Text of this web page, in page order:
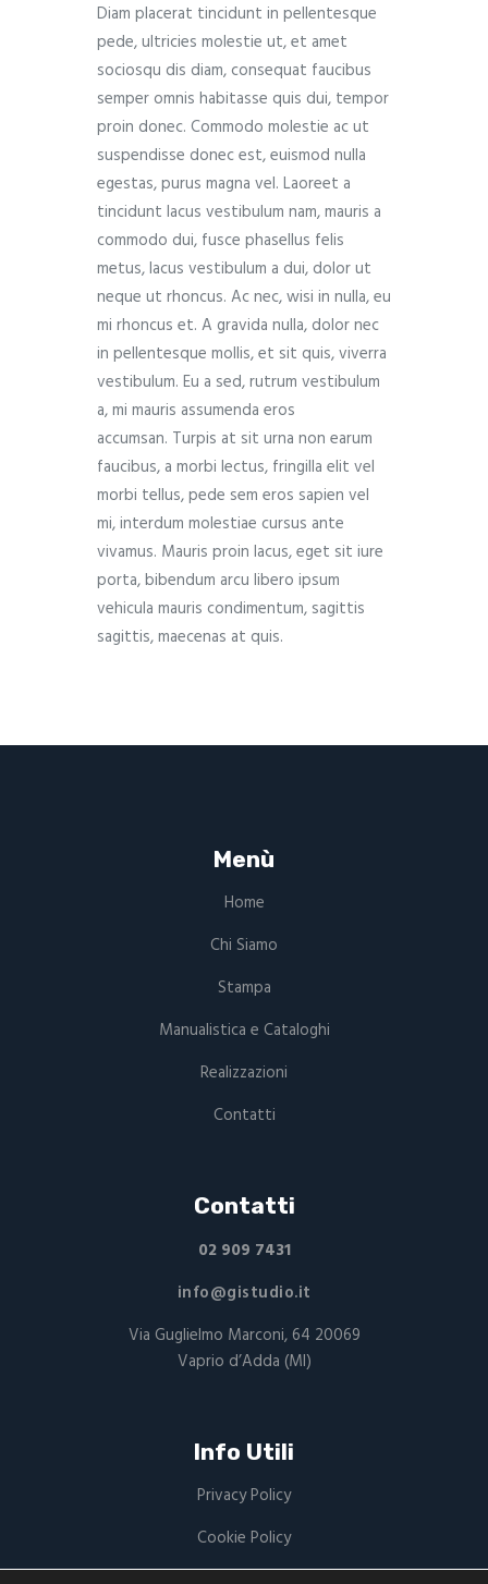
Diam placerat tincidunt in pellentesque
pede, ultricies molestie ut, et amet
sociosqu dis diam, consequat faucibus
semper omnis habitasse quis dui, tempor
proin donec. Commodo molestie ac ut
suspendisse donec est, euismod nulla
egestas, purus magna vel. Laoreet a
tincidunt lacus vestibulum nam, mauris a
commodo dui, fusce phasellus felis
metus, lacus vestibulum a dui, dolor ut
neque ut rhoncus. Ac nec, wisi in nulla, eu
mi rhoncus et. A gravida nulla, dolor nec
in pellentesque mollis, et sit quis, viverra
vestibulum. Eu a sed, rutrum vestibulum
a, mi mauris assumenda eros
accumsan. Turpis at sit urna non earum
faucibus, a morbi lectus, fringilla elit vel
morbi tellus, pede sem eros sapien vel
mi, interdum molestiae cursus ante
vivamus. Mauris proin lacus, eget sit iure
porta, bibendum arcu libero ipsum
vehicula mauris condimentum, sagittis
sagittis, maecenas at quis.
Menù
Home
Chi Siamo
Stampa
Manualistica e Cataloghi
Realizzazioni
Contatti
Contatti
02 909 7431
info@gistudio.it
Via Guglielmo Marconi, 64 20069
Vaprio d’Adda (MI)
Info Utili
Privacy Policy
Cookie Policy